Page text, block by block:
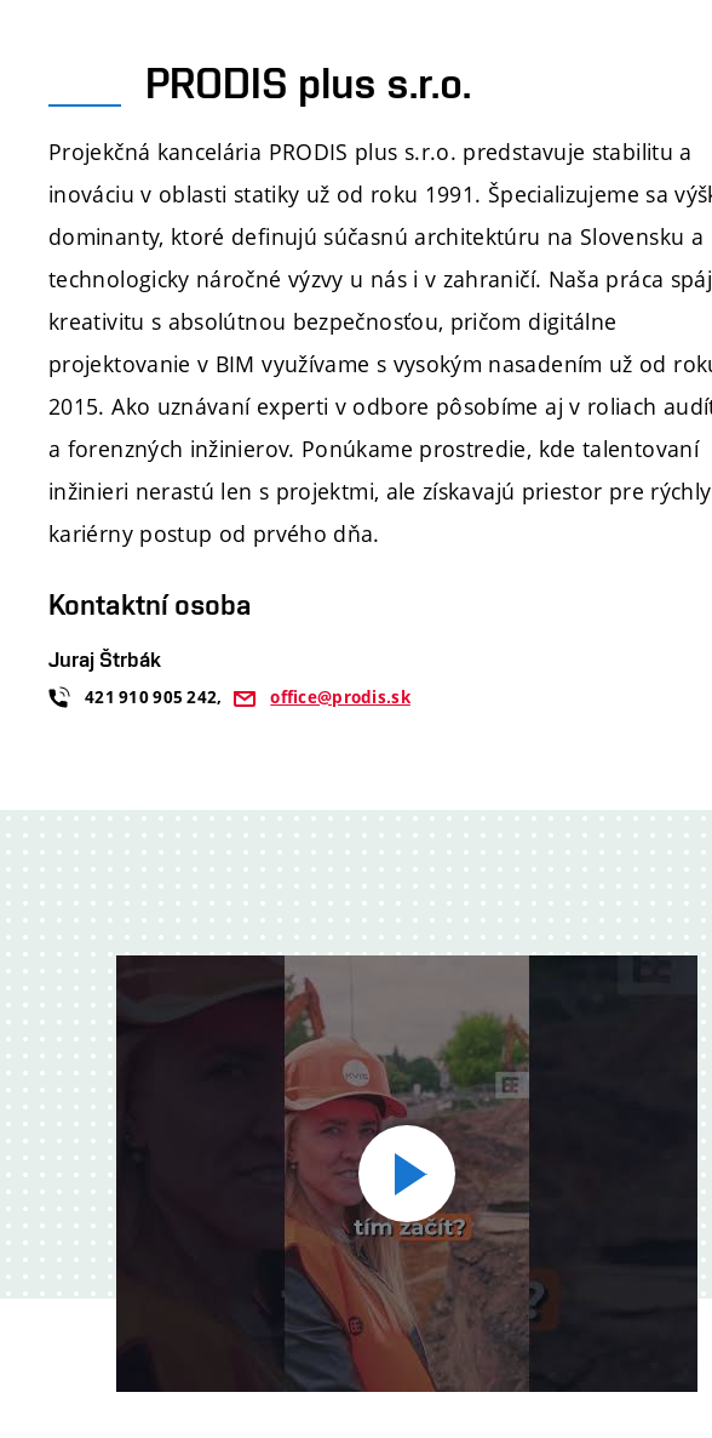
PRODIS plus s.r.o.
Projekčná kancelária PRODIS plus s.r.o. predstavuje stabilitu a
inováciu v oblasti statiky už od roku 1991. Špecializujeme sa
dominanty, ktoré definujú súčasnú architektúru na Slovensku a
technologicky náročné výzvy u nás i v zahraničí. Naša práca
kreativitu s absolútnou bezpečnosťou, pričom digitálne
projektovanie v BIM využívame s vysokým nasadením už od
2015. Ako uznávaní experti v odbore pôsobíme aj v roliach
a forenzných inžinierov. Ponúkame prostredie, kde talentovaní
inžinieri nerastú len s projektmi, ale získavajú priestor pre rýchly
kariérny postup od prvého dňa.
Kontaktní osoba
Juraj Štrbák
421 910 905 242, office@prodis.sk
Přehrát
video